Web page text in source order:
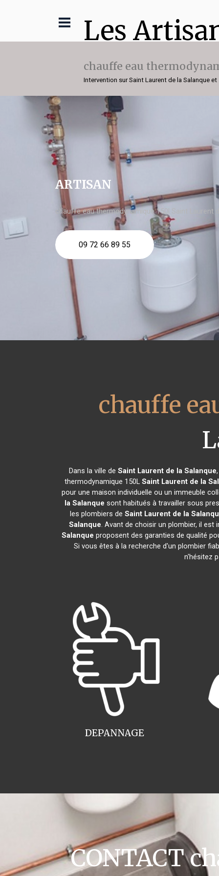
Les
chauffe eau
Intervention sur Saint Laurent de la Salanque et
ARTISAN
chauffe eau thermodynamique 150l Saint Laurent
09 72 66 89 55
chauffe
Dans la ville de Saint Laurent de la Salanque
thermodynamique 150L Saint Laurent de la
pour une maison individuelle ou un immeuble
la Salanque sont habitués à travailler sous
les plombiers de Saint Laurent de la
Salanque. Avant de choisir un plombier, il
Salanque proposent des garanties de qualité
Si vous êtes à la recherche d'un plombier
n'hésitez
DEPANNAGE
CONTACT